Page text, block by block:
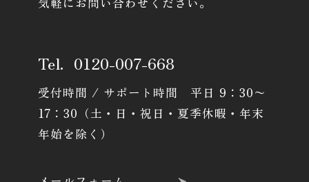
ャンペーン情報などをメール送付によるご案内。
利用規約に違反したユーザーの特定、その他不正不当
利用をお断りするため。
個人情報の利用目的は、変更前後の関連性について合理
Tel. 0120-007-668
受付時間 / サポート時間 平日 9：30〜
17：30 （土・日・祝日・夏季休暇・年末
年始を除く）